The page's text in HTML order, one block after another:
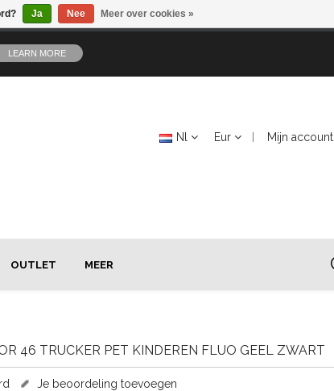
LEARN MORE
Nl Eur Mijn account
OUTLET MEER
46 TRUCKER PET KINDEREN FLUO GEEL ZWART
Je beoordeling toevoegen
Ja Nee Meer over cookies »